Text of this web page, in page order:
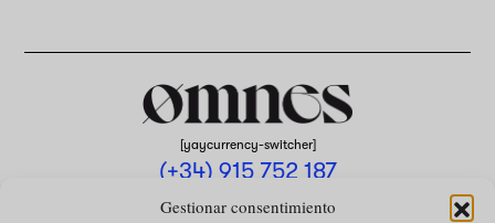
Gestionar consentimiento
[yaycurrency-switcher]
(+34) 915 752 187
omnes@omnesmag.com